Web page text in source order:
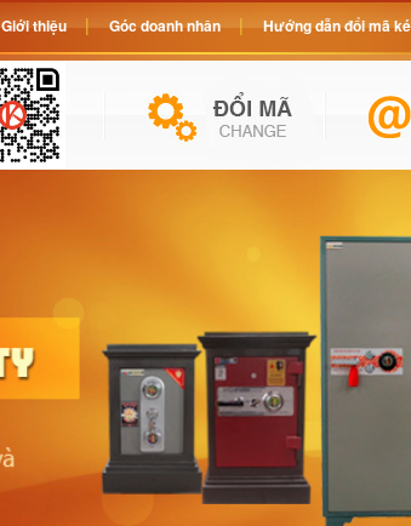
Giới thiệu Góc doanh nhân Hướng dẫn đổi mã